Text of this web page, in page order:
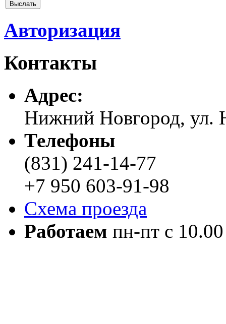
Авторизация
Контакты
Адреc:
Нижний Новгород, ул.
Телефоны
(831) 241-14-77
+7 950 603-91-98
Схема проезда
Работаем пн-пт с